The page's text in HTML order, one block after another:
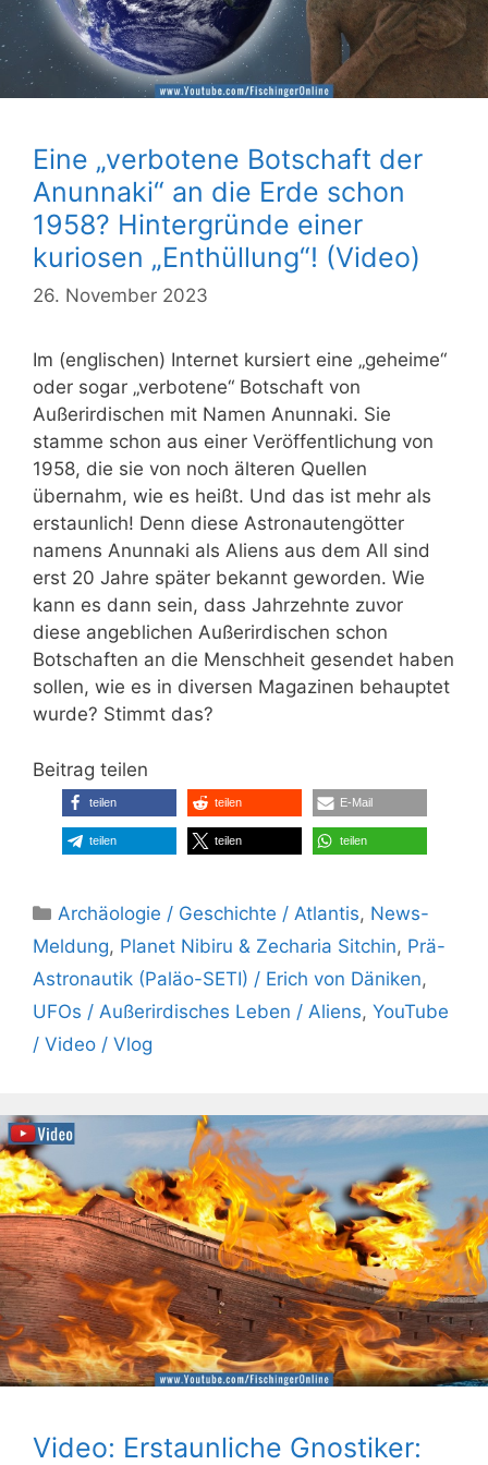
Eine „verbotene Botschaft der
Anunnaki“ an die Erde schon
1958? Hintergründe einer
kuriosen „Enthüllung“! (Video)
26. November 2023
Im (englischen) Internet kursiert eine „geheime“
oder sogar „verbotene“ Botschaft von
Außerirdischen mit Namen Anunnaki. Sie
stamme schon aus einer Veröffentlichung von
1958, die sie von noch älteren Quellen
übernahm, wie es heißt. Und das ist mehr als
erstaunlich! Denn diese Astronautengötter
namens Anunnaki als Aliens aus dem All sind
erst 20 Jahre später bekannt geworden. Wie
kann es dann sein, dass Jahrzehnte zuvor
diese angeblichen Außerirdischen schon
Botschaften an die Menschheit gesendet haben
sollen, wie es in diversen Magazinen behauptet
wurde? Stimmt das?
Beitrag teilen
teilen teilen E-Mail
teilen teilen teilen
Kategorien
Archäologie / Geschichte / Atlantis, News-
Meldung, Planet Nibiru & Zecharia Sitchin, Prä-
Astronautik (Paläo-SETI) / Erich von Däniken,
UFOs / Außerirdisches Leben / Aliens, YouTube
/ Video / Vlog
Video: Erstaunliche Gnostiker: